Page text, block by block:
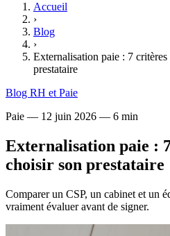
Accueil
›
Blog
›
Externalisation paie : 7
prestataire
Blog RH et Paie
Paie — 12 juin 2026 — 6 min
Externalisation paie :
choisir son prestataire
Comparer un CSP, un cabinet et un
vraiment évaluer avant de signer.